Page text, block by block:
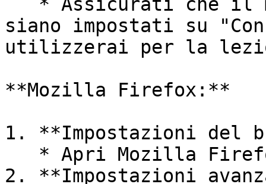
siano impostati su
utilizzerai per la
**Mozilla Firefox:**
1. **Impostazioni del
2. **Impostazioni